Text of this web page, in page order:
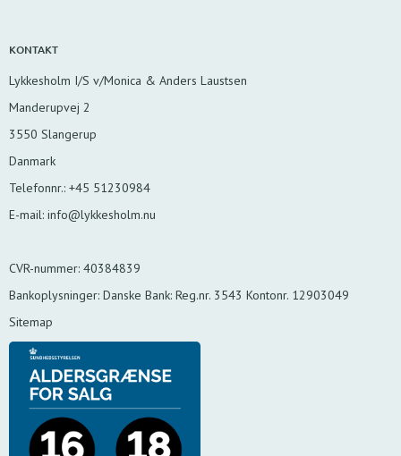
KONTAKT
Lykkesholm I/S v/Monica & Anders Laustsen
Manderupvej 2
3550 Slangerup
Danmark
Telefonnr.: +45 51230984
E-mail: info@lykkesholm.nu
CVR-nummer: 40384839
Bankoplysninger: Danske Bank: Reg.nr. 3543 Kontonr. 12903049
Sitemap